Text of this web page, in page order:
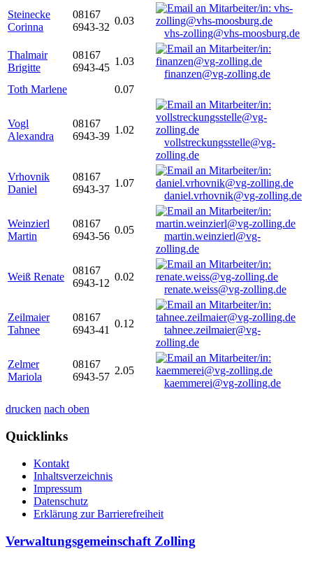
Steinecke
Corinna
08167
6943-32
0.03
vhs-zolling@vhs-moosburg.de
Thalmair
Brigitte
08167
6943-45
1.03
finanzen@vg-zolling.de
Toth Marlene
0.07
Vogl
Alexandra
08167
6943-39
1.02
vollstreckungsstelle@vg-
zolling.de
Vrhovnik
Daniel
08167
6943-37
1.07
daniel.vrhovnik@vg-zolling.de
Weinzierl
Martin
08167
6943-56
0.05
martin.weinzierl@vg-
zolling.de
Weiß Renate
08167
6943-12
0.02
renate.weiss@vg-zolling.de
Zeilmaier
Tahnee
08167
6943-41
0.12
tahnee.zeilmaier@vg-
zolling.de
Zelmer
Mariola
08167
6943-57
2.05
kaemmerei@vg-zolling.de
drucken nach oben
Quicklinks
Kontakt
Inhaltsverzeichnis
Impressum
Datenschutz
Erklärung zur Barrierefreiheit
Verwaltungsgemeinschaft Zolling